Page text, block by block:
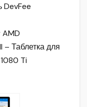
DevFee
– Таблетка для
Ti